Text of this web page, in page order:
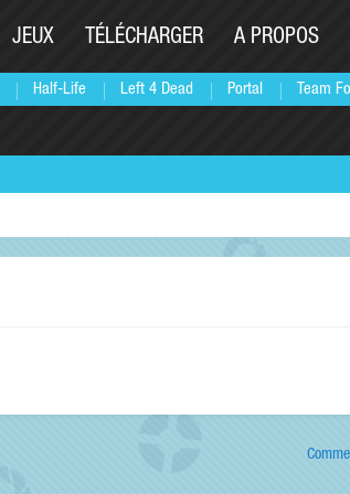
Half-Life Left 4 Dead Portal Team
JEUX TÉLÉCHARGER A PROPOS